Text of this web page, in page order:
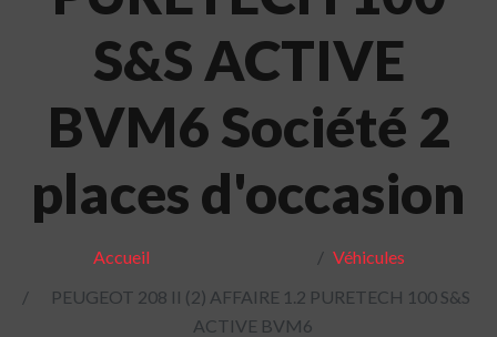
S&S ACTIVE
BVM6 Société 2
places d'occasion
Accueil
Véhicules
PEUGEOT 208 II (2) AFFAIRE 1.2 PURETECH 100 S&S
ACTIVE BVM6